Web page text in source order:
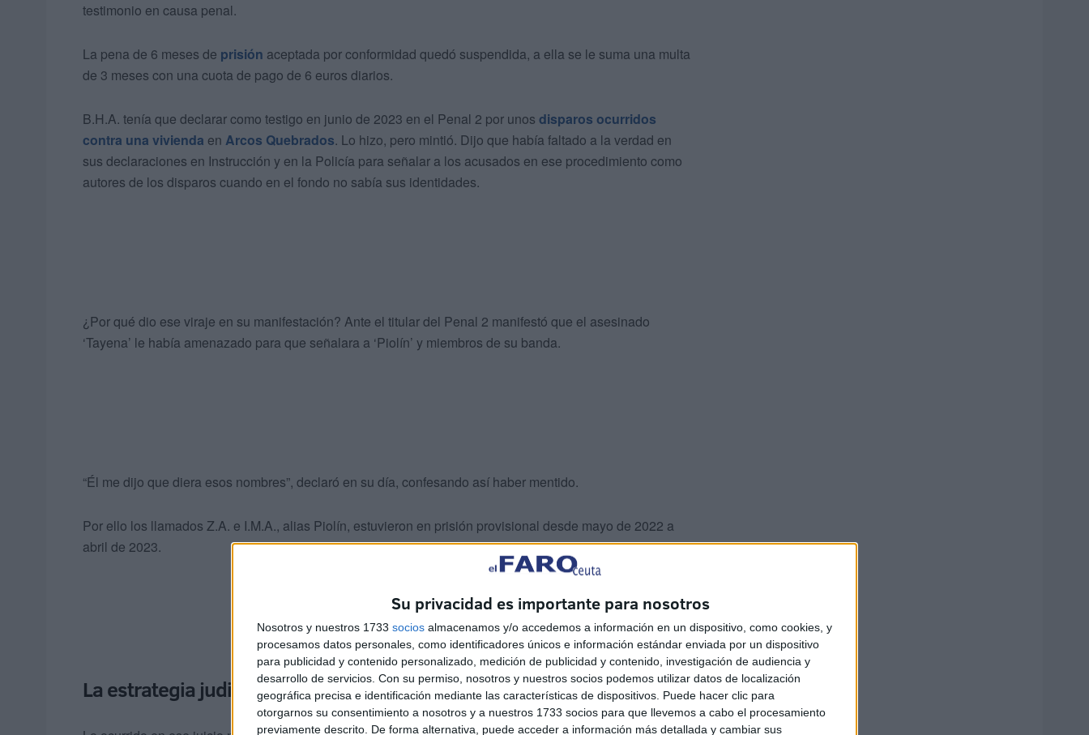
Su privacidad es importante para nosotros
Nosotros y nuestros 1733 socios almacenamos y/o accedemos a información en un dispositivo, como cookies, y
procesamos datos personales, como identificadores únicos e información estándar enviada por un dispositivo
para publicidad y contenido personalizado, medición de publicidad y contenido, investigación de audiencia y
desarrollo de servicios. Con su permiso, nosotros y nuestros socios podemos utilizar datos de localización
geográfica precisa e identificación mediante las características de dispositivos. Puede hacer clic para
otorgarnos su consentimiento a nosotros y a nuestros 1733 socios para que llevemos a cabo el procesamiento
previamente descrito. De forma alternativa, puede acceder a información más detallada y cambiar sus
testimonio en causa penal.
La pena de 6 meses de prisión aceptada por conformidad quedó suspendida, a ella se le suma una multa
de 3 meses con una cuota de pago de 6 euros diarios.
B.H.A. tenía que declarar como testigo en junio de 2023 en el Penal 2 por unos disparos ocurridos
contra una vivienda en Arcos Quebrados. Lo hizo, pero mintió. Dijo que había faltado a la verdad en
sus declaraciones en Instrucción y en la Policía para señalar a los acusados en ese procedimiento como
autores de los disparos cuando en el fondo no sabía sus identidades.
¿Por qué dio ese viraje en su manifestación? Ante el titular del Penal 2 manifestó que el asesinado
‘Tayena’ le había amenazado para que señalara a ‘Piolín’ y miembros de su banda.
“Él me dijo que diera esos nombres”, declaró en su día, confesando así haber mentido.
Por ello los llamados Z.A. e I.M.A., alias Piolín, estuvieron en prisión provisional desde mayo de 2022 a
abril de 2023.
La estrategia judicial tras el crimen de 'Tayena'